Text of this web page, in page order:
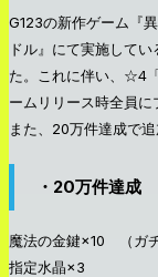
G123の新作ゲーム『
ドル』にて実施して
た。これに伴い、☆4
ームリリース時全員に
また、20万件達成で
・20万件達成
魔法の金鍵×10 （ガチ
指定水晶×3